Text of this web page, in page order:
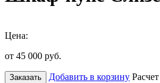
Цена:
от 45 000 руб.
Заказать Добавить в корзину